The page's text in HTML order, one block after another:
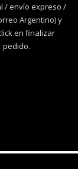
/ envío expreso /
Argentino) y
en finalizar
pedido.